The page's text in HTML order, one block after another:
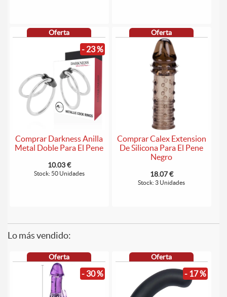
Oferta
- 23 %
Comprar Darkness Anilla
Metal Doble Para El Pene
10.03 €
Stock: 50 Unidades
Oferta
Comprar Calex Extension
De Silicona Para El Pene
Negro
18.07 €
Stock: 3 Unidades
Lo más vendido:
Oferta
- 30 %
Oferta
- 17 %